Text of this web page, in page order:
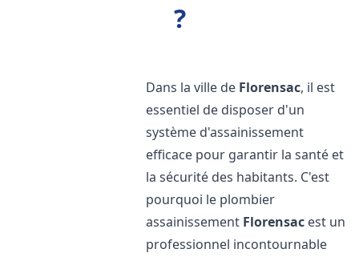
?
Dans la ville de Florensac, il est
essentiel de disposer d'un
système d'assainissement
efficace pour garantir la santé et
la sécurité des habitants. C'est
pourquoi le plombier
assainissement Florensac est un
professionnel incontournable